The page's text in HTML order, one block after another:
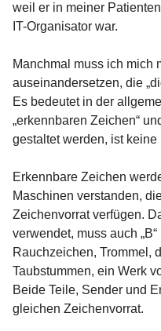
weil er in meiner
IT-Organisator war.
Manchmal muss ich mich
auseinandersetzen, die
Es bedeutet in der
„erkennbaren Zeichen“
gestaltet werden, ist keine
Erkennbare Zeichen
Maschinen verstanden,
Zeichenvorrat verfügen.
verwendet, muss auch
Rauchzeichen, Trommel,
Taubstummen, ein Werk
Beide Teile, Sender und
gleichen Zeichenvorrat.